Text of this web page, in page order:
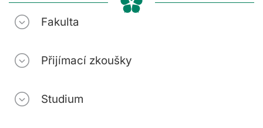
Fakulta
Přijímací zkoušky
Studium